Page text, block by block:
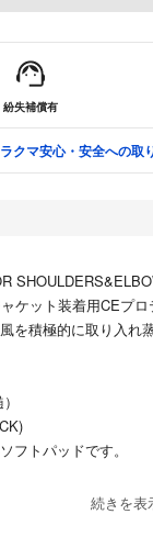
紛失補償有
ラクマ安心・安全への取
ケット装着用CEプロ
を積極的に取り入れ
フトパッドです。
です。クシタニ製の
続きを表